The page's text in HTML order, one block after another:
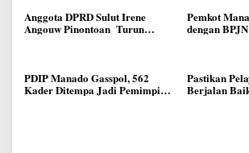
Manado
Anggota DPRD Sulut Irene
Angouw Pinontoan Turun
Pemkot
dengan
PDIP Manado Gasspol, 562
Kader Ditempa Jadi Pemimpin
Pastikan
Berjalan